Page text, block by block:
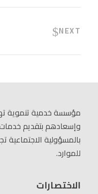
NEXT
مؤسسة خدمية تنموية
وإسعادهم بتقديم
بالمسؤولية الاجتماعية
للموارد.
الاختصارات